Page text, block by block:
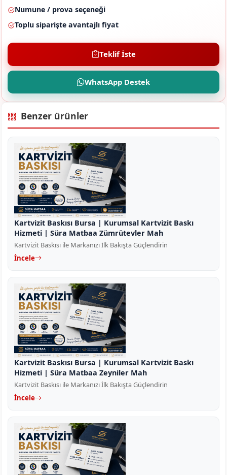
Numune / prova seçeneği
Toplu siparişte avantajlı fiyat
Teklif İste
WhatsApp Destek
Benzer ürünler
Kartvizit Baskısı Bursa | Kurumsal Kartvizit Baskı
Hizmeti | Süra Matbaa Zümrütevler Mah
Kartvizit Baskısı ile Markanızı İlk Bakışta Güçlendirin
İncele
Kartvizit Baskısı Bursa | Kurumsal Kartvizit Baskı
Hizmeti | Süra Matbaa Zeyniler Mah
Kartvizit Baskısı ile Markanızı İlk Bakışta Güçlendirin
İncele